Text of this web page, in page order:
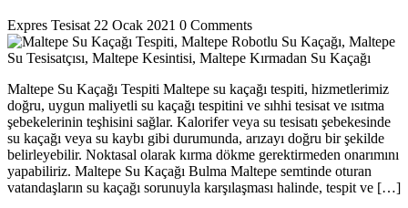
Expres Tesisat 22 Ocak 2021 0 Comments
Maltepe Su Kaçağı Tespiti Maltepe su kaçağı tespiti, hizmetlerimiz
doğru, uygun maliyetli su kaçağı tespitini ve sıhhi tesisat ve ısıtma
şebekelerinin teşhisini sağlar. Kalorifer veya su tesisatı şebekesinde
su kaçağı veya su kaybı gibi durumunda, arızayı doğru bir şekilde
belirleyebilir. Noktasal olarak kırma dökme gerektirmeden onarımını
yapabiliriz. Maltepe Su Kaçağı Bulma Maltepe semtinde oturan
vatandaşların su kaçağı sorunuyla karşılaşması halinde, tespit ve […]